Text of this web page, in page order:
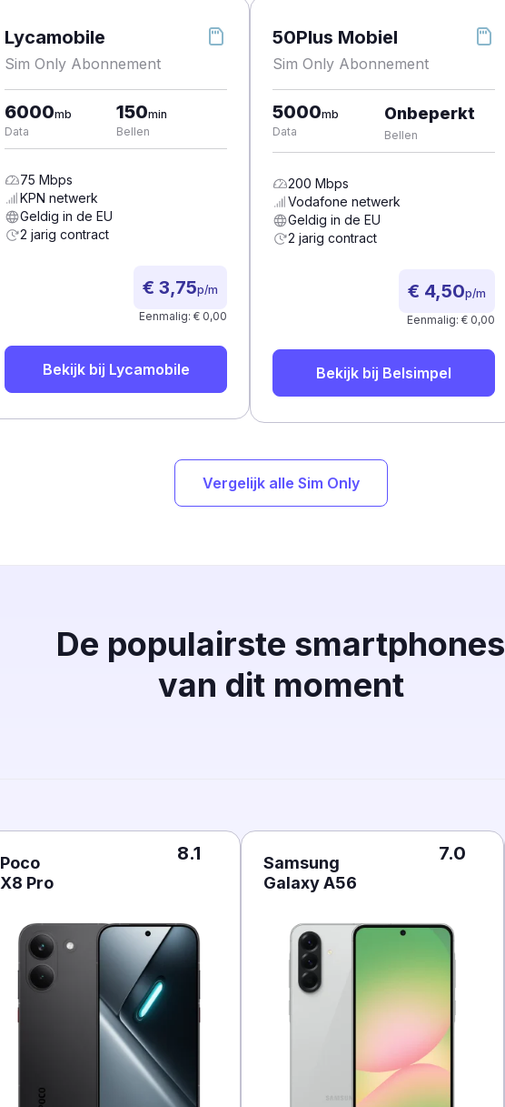
Lycamobile
Sim Only Abonnement
6000mb
Data
150min
Bellen
75 Mbps
KPN netwerk
Geldig in de EU
2 jarig contract
€ 3,75p/m
Eenmalig: € 0,00
Bekijk bij Lycamobile
50Plus Mobiel
Sim Only Abonnement
5000mb
Data
Onbeperkt
Bellen
200 Mbps
Vodafone netwerk
Geldig in de EU
2 jarig contract
€ 4,50p/m
Eenmalig: € 0,00
Bekijk bij Belsimpel
Vergelijk alle Sim Only
De populairste smartphones
van dit moment
Poco
X8 Pro
8.1
Samsung
Galaxy A56
7.0